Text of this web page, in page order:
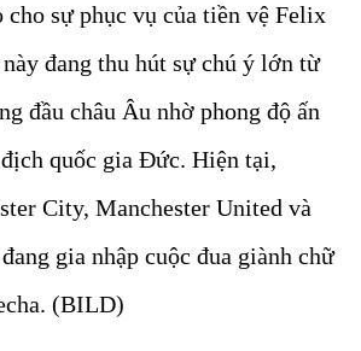
sự phục vụ của tiền vệ Felix
đang thu hút sự chú ý lớn từ
đầu châu Âu nhờ phong độ ấn
quốc gia Đức. Hiện tại,
City, Manchester United và
gia nhập cuộc đua giành chữ
(BILD)